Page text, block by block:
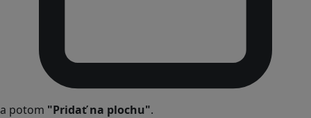
a potom "Pridať na plochu".